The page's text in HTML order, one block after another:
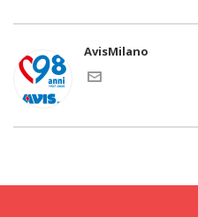
AvisMilano